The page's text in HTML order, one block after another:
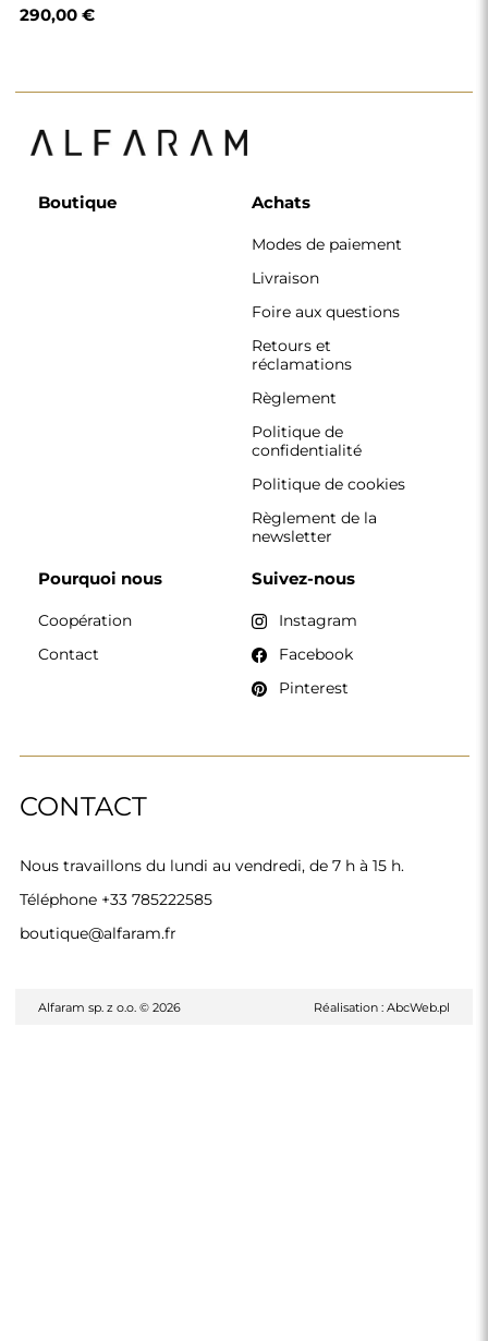
290,00 €
CONTACT
Nous travaillons du lundi au vendredi, de 7 h à 15 h.
Téléphone +33 785222585
boutique@alfaram.fr
Boutique Achats
Modes de paiement
Livraison
Foire aux questions
Retours et
réclamations
Règlement
Politique de
confidentialité
Politique de cookies
Règlement de la
newsletter
Pourquoi nous
Coopération
Contact
Suivez-nous
Instagram
Facebook
Pinterest
Alfaram sp. z o.o. © 2026 Réalisation : AbcWeb.pl